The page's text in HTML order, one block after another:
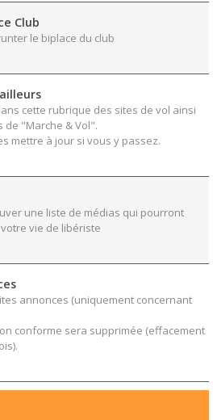
Club
le biplace du club
cette rubrique des sites de vol ainsi
de "Marche & Vol".
mettre à jour si vous y passez.
une liste de médias qui pourront
vie de libériste
annonces (uniquement concernant
conforme sera supprimée (effacement